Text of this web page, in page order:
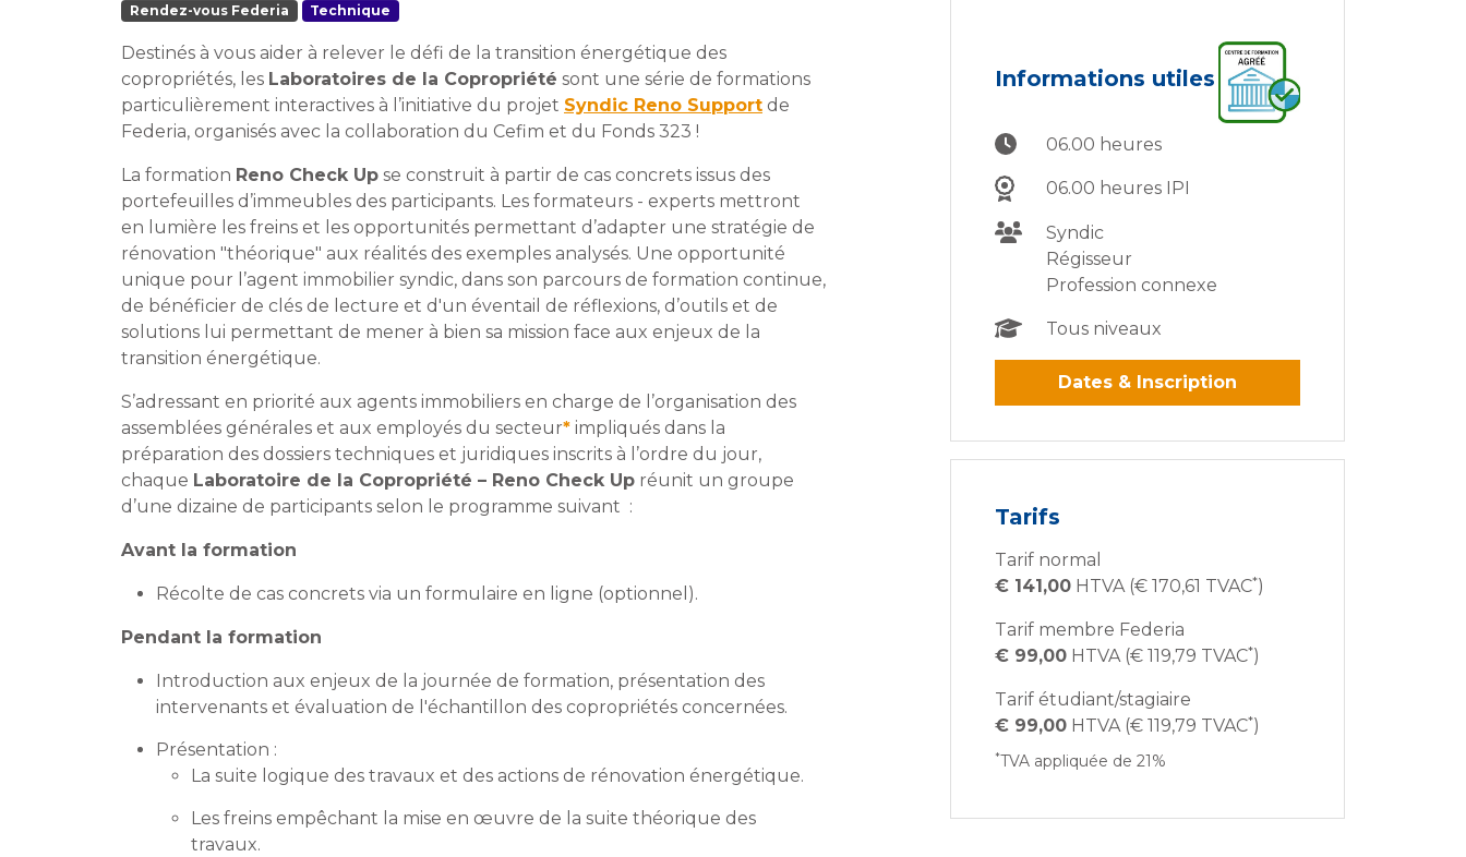
Rendez-vous Federia Technique
Destinés à vous aider à relever le défi de la transition énergétique des
copropriétés, les Laboratoires de la Copropriété sont une série de formations
particulièrement interactives à l’initiative du projet Syndic Reno Support de
Federia, organisés avec la collaboration du Cefim et du Fonds 323 !
La formation Reno Check Up se construit à partir de cas concrets issus des
portefeuilles d’immeubles des participants. Les formateurs - experts mettront
en lumière les freins et les opportunités permettant d’adapter une stratégie de
rénovation "théorique" aux réalités des exemples analysés. Une opportunité
unique pour l’agent immobilier syndic, dans son parcours de formation continue,
de bénéficier de clés de lecture et d'un éventail de réflexions, d’outils et de
solutions lui permettant de mener à bien sa mission face aux enjeux de la
transition énergétique.
S’adressant en priorité aux agents immobiliers en charge de l’organisation des
assemblées générales et aux employés du secteur* impliqués dans la
préparation des dossiers techniques et juridiques inscrits à l’ordre du jour,
chaque Laboratoire de la Copropriété – Reno Check Up réunit un groupe
d’une dizaine de participants selon le programme suivant :
Avant la formation
Récolte de cas concrets via un formulaire en ligne (optionnel).
Pendant la formation
Introduction aux enjeux de la journée de formation, présentation des
intervenants et évaluation de l'échantillon des copropriétés concernées.
Présentation :
La suite logique des travaux et des actions de rénovation énergétique.
Les freins empêchant la mise en œuvre de la suite théorique des
travaux.
Informations utiles
06.00 heures
06.00 heures IPI
Syndic
Régisseur
Profession connexe
Tous niveaux
Dates & Inscription
Tarifs
Tarif normal
€ 141,00 HTVA (€ 170,61 TVAC*)
Tarif membre Federia
€ 99,00 HTVA (€ 119,79 TVAC*)
Tarif étudiant/stagiaire
€ 99,00 HTVA (€ 119,79 TVAC*)
*TVA appliquée de 21%